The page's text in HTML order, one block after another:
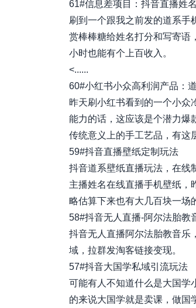
61#信息差项目：抖音直播姓
刷到一个跟我之前发的道系手
赏棒棒糖给姓名打分和写寄语
小时也能有个上百收入。
<......
60#小红书小众高利润产品：
昨天刷小红书看到的一个小众
能力的话，这应该是个潜力爆
传统意义上的手工艺品，有这
59#抖音直播壁纸定制玩法
抖音道系壁纸直播玩法，在线
主播姓名在线直播手机壁纸，
略估算下来也有大几百块一场
58#抖音无人直播-阿尔法胎教
抖音无人直播阿尔法胎教音乐
域，拉群发淘客链接变现。
57#抖音大国学私域引流玩法
可能有人不知道什么是大国学
的来说大国学就是卖课，做国